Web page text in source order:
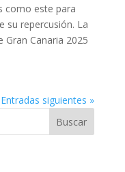
como este para
su repercusión. La
Gran Canaria 2025
Entradas siguientes »
Buscar